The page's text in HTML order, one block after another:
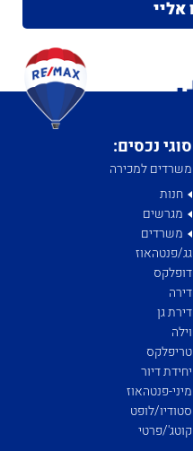
סוגי נכסים:
משרדים למכירה
חנות
מגרשים
משרדים
גג/פנטהאוז
דופלקס
דירה
דירת גן
וילה
טריפלקס
יחידת דיור
מיני-פנטהאוז
סטודיו/לופט
קוטג'/פרטי